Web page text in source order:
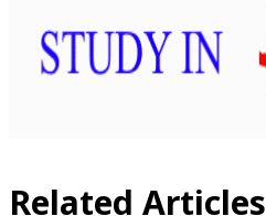
Related Articles